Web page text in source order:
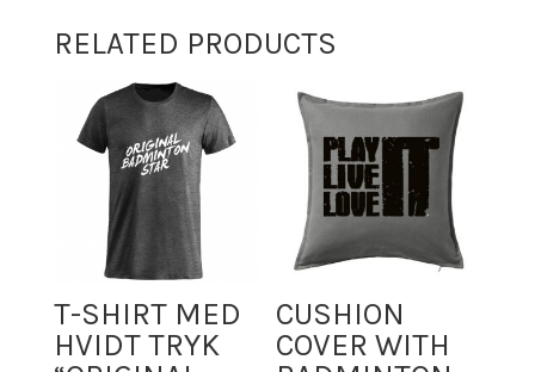
QUANTITY
RELATED PRODUCTS
T-SHIRT MED
HVIDT TRYK
CUSHION
COVER WITH